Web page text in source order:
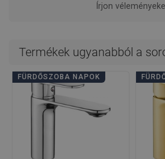
Írjon
Termékek ugyanabból a
FÜRDŐSZOBA NAPOK